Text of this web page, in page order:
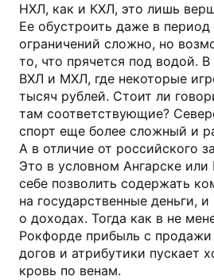
НХЛ, как и КХЛ, это лишь
Ее обустроить даже в
ограничений сложно, но
то, что прячется под водой.
ВХЛ и МХЛ, где некоторые
тысяч рублей. Стоит ли
там соответствующие?
спорт еще более сложный и
А в отличие от российского
Это в условном Ангарске
себе позволить содержать
на государственные деньги,
о доходах. Тогда как в не
Рокфорде прибыль с продажи
догов и атрибутики пускает
кровь по венам.